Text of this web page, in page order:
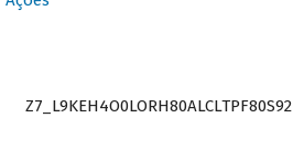
Z7_L9KEH4O0LORH80ALCLTPF80S92